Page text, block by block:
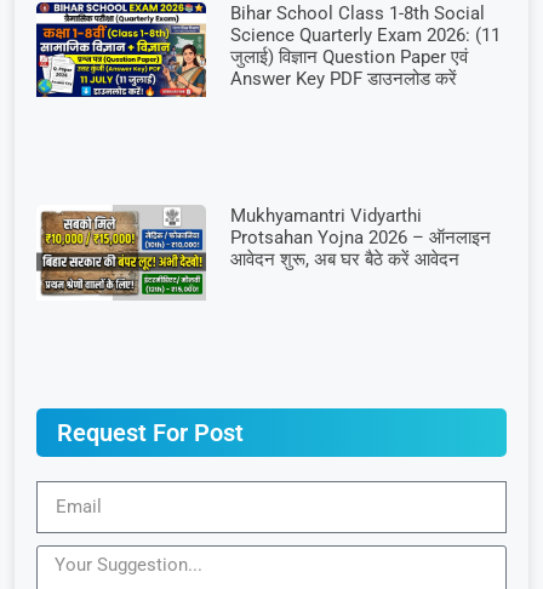
Bihar School Class 1-8th Social
Science Quarterly Exam 2026: (11
जुलाई) विज्ञान Question Paper एवं
Answer Key PDF डाउनलोड करें
Mukhyamantri Vidyarthi
Protsahan Yojna 2026 – ऑनलाइन
आवेदन शुरू, अब घर बैठे करें आवेदन
Request For Post